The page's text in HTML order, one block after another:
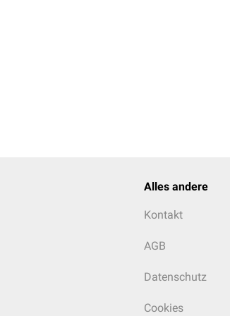
Alles andere
Kontakt
AGB
Datenschutz
Cookies